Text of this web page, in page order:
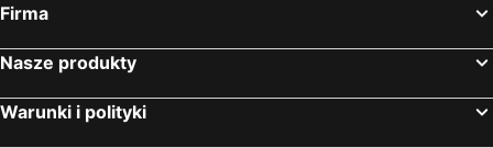
Firma
Nasze produkty
Warunki i polityki